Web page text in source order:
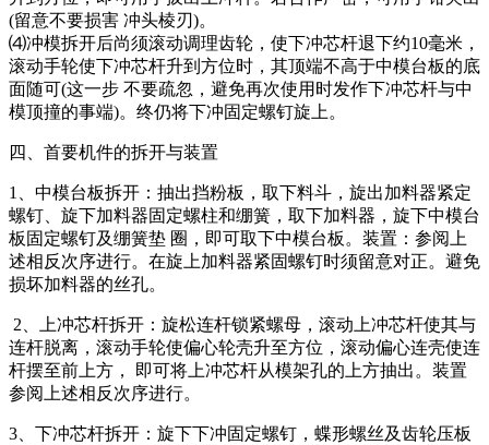
(留意不要损害 冲头棱刃)。
⑷冲模拆开后尚须滚动调理齿轮，使下冲芯杆退下约10毫米，
滚动手轮使下冲芯杆升到方位时，其顶端不高于中模台板的底
面随可(这一步 不要疏忽，避免再次使用时发作下冲芯杆与中
模顶撞的事端)。终仍将下冲固定螺钉旋上。
四、首要机件的拆开与装置
1、中模台板拆开：抽出挡粉板，取下料斗，旋出加料器紧定
螺钉、旋下加料器固定螺柱和绷簧，取下加料器，旋下中模台
板固定螺钉及绷簧垫 圈，即可取下中模台板。装置：参阅上
述相反次序进行。在旋上加料器紧固螺钉时须留意对正。避免
损坏加料器的丝孔。
2、上冲芯杆拆开：旋松连杆锁紧螺母，滚动上冲芯杆使其与
连杆脱离，滚动手轮使偏心轮壳升至方位，滚动偏心连壳使连
杆摆至前上方， 即可将上冲芯杆从模架孔的上方抽出。装置
参阅上述相反次序进行。
3、下冲芯杆拆开：旋下下冲固定螺钉，蝶形螺丝及齿轮压板